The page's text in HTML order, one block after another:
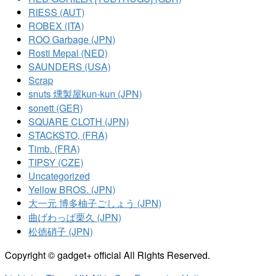
RIESS (AUT)
ROBEX (ITA)
ROO Garbage (JPN)
Rosti Mepal (NED)
SAUNDERS (USA)
Scrap
snuts 燻製屋kun-kun (JPN)
sonett (GER)
SQUARE CLOTH (JPN)
STACKSTO, (FRA)
Timb. (FRA)
TIPSY (CZE)
Uncategorized
Yellow BROS. (JPN)
大一元 博多柚子ごしょう (JPN)
曲げわっぱ栗久 (JPN)
松徳硝子 (JPN)
Copyright © gadget+ official All Rights Reserved.